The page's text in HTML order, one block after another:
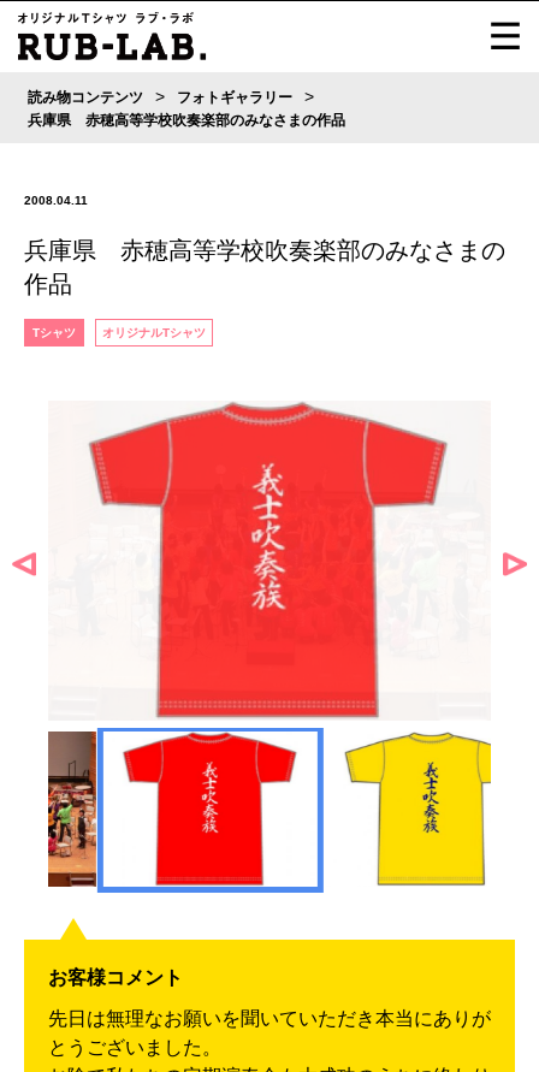
読み物コンテンツ > フォトギャラリー >
兵庫県 赤穂高等学校吹奏楽部のみなさまの作品
2008.04.11
兵庫県 赤穂高等学校吹奏楽部のみなさまの
作品
Tシャツ オリジナルTシャツ
お客様コメント
先日は無理なお願いを聞いていただき本当にありが
とうございました。